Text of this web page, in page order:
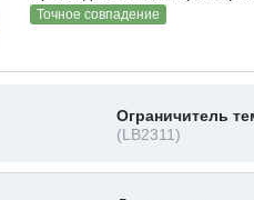
Точное совпадение
Ограничитель
(LB2311)